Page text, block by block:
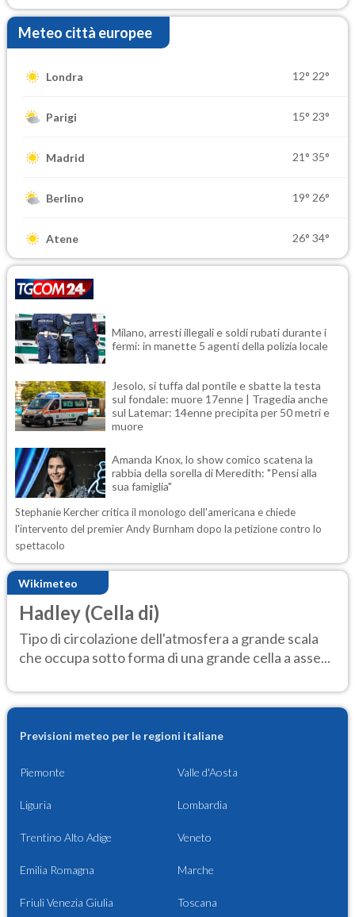
Meteo città europee
Londra 12° 22°
Parigi 15° 23°
Madrid 21° 35°
Berlino 19° 26°
Atene 26° 34°
Milano, arresti illegali e soldi rubati durante i
fermi: in manette 5 agenti della polizia locale
Jesolo, si tuffa dal pontile e sbatte la testa
sul fondale: muore 17enne | Tragedia anche
sul Latemar: 14enne precipita per 50 metri e
muore
Amanda Knox, lo show comico scatena la
rabbia della sorella di Meredith: "Pensi alla
sua famiglia"
Stephanie Kercher critica il monologo dell'americana e chiede
l'intervento del premier Andy Burnham dopo la petizione contro lo
spettacolo
Wikimeteo
Hadley (Cella di)
Tipo di circolazione dell'atmosfera a grande scala
che occupa sotto forma di una grande cella a asse...
Previsioni meteo per le regioni italiane
Piemonte Valle d'Aosta
Liguria Lombardia
Trentino Alto Adige Veneto
Emilia Romagna Marche
Friuli Venezia Giulia Toscana